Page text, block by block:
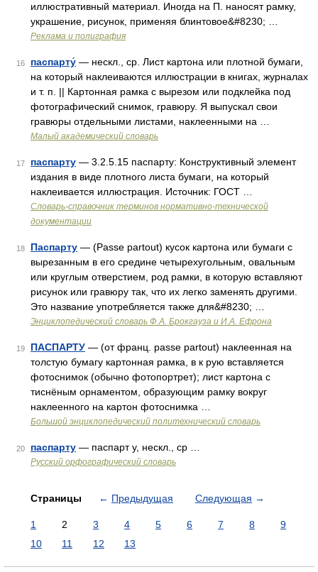
иллюстративный материал. Иногда на П. наносят рамку,
украшение, рисунок, применяя блинтовое&#8230; …
Реклама и полиграфия
16 паспарту́ — нескл., ср. Лист картона или плотной бумаги,
на который наклеиваются иллюстрации в книгах, журналах
и т. п. || Картонная рамка с вырезом или подклейка под
фотографический снимок, гравюру. Я выпускал свои
гравюры отдельными листами, наклеенными на …
Малый академический словарь
17 паспарту — 3.2.5.15 паспарту: Конструктивный элемент
издания в виде плотного листа бумаги, на который
наклеивается иллюстрация. Источник: ГОСТ …
Словарь-справочник терминов нормативно-технической
документации
18 Паспарту — (Passe partout) кусок картона или бумаги с
вырезанным в его средине четырехугольным, овальным
или круглым отверстием, род рамки, в которую вставляют
рисунок или гравюру так, что их легко заменять другими.
Это название употребляется также для&#8230; …
Энциклопедический словарь Ф.А. Брокгауза и И.А. Ефрона
19 ПАСПАРТУ — (от франц. passe partout) наклеенная на
толстую бумагу картонная рамка, в к рую вставляется
фотоснимок (обычно фотопортрет); лист картона с
тиснёным орнаментом, образующим рамку вокруг
наклеенного на картон фотоснимка …
Большой энциклопедический политехнический словарь
20 паспарту — паспарт у, нескл., ср …
Русский орфографический словарь
Страницы ← Предыдущая Следующая →
1 2 3 4 5 6 7 8
9
10
11 12 13